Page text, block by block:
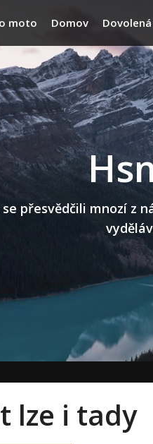
moto Domov Dovolená
přesvědčili mnozí z
lze i tady